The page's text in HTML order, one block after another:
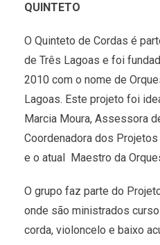
QUINTETO
O Quinteto de Cordas é
de Três Lagoas e foi
2010 com o nome de
Lagoas. Este projeto foi
Marcia Moura, Assessora
Coordenadora dos
e o atual Maestro da
O grupo faz parte do
onde são ministrados
corda, violoncelo e baixo